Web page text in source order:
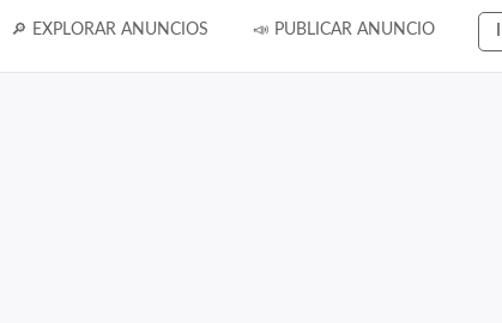
🔎 EXPLORAR ANUNCIOS 📣 PUBLICAR ANUNCIO